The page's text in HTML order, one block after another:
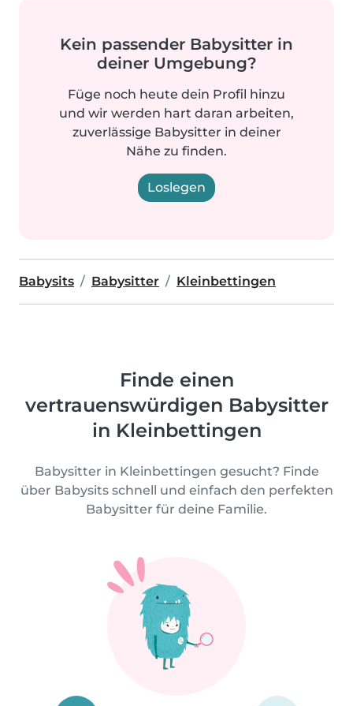
Kein passender Babysitter in
deiner Umgebung?
Füge noch heute dein Profil hinzu
und wir werden hart daran arbeiten,
zuverlässige Babysitter in deiner
Nähe zu finden.
Loslegen
Babysits Babysitter Kleinbettingen
Finde einen
vertrauenswürdigen Babysitter
in Kleinbettingen
Babysitter in Kleinbettingen gesucht? Finde
über Babysits schnell und einfach den perfekten
Babysitter für deine Familie.